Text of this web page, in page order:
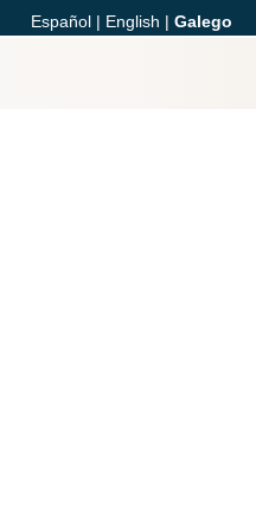
Español | English | Galego